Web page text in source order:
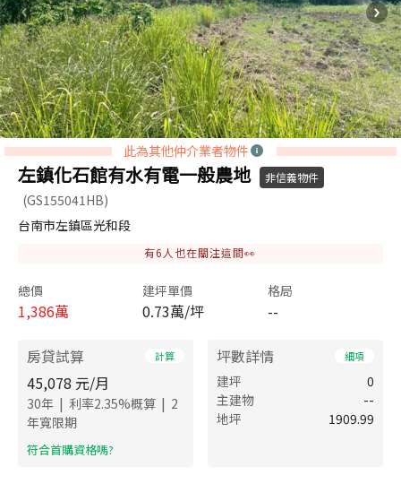
此為其他仲介業者物件
左鎮化石館有水有電一般農地 非信義物件
(GS155041HB)
台南市左鎮區光和段
有6 人也在關注這間👀
總價
1,386萬
建坪單價
0.73萬/坪
格局
--
房貸試算 計算
45,078 元/月
30年 | 利率2.35%概算 | 2
年寬限期
​符合首購資格嗎?
坪數詳情 細項
建坪
0
主建物
--
地坪
1909.99